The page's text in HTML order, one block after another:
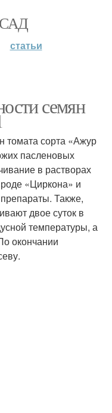
статьи
семян
томата сорта «Ажур
пасленовых
в растворах
«Циркона» и
Также,
двое суток в
температуры, а
окончании